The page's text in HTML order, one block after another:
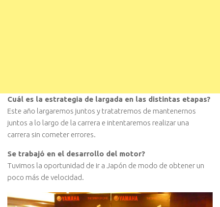
Cuál es la estrategia de largada en las distintas etapas?
Este año largaremos juntos y tratatremos de mantenernos
juntos a lo largo de la carrera e intentaremos realizar una
carrera sin cometer errores.
Se trabajó en el desarrollo del motor?
Tuvimos la oportunidad de ir a Japón de modo de obtener un
poco más de velocidad.